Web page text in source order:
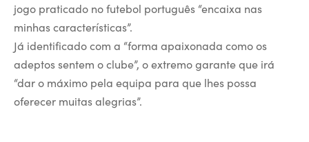
jogo praticado no futebol português “encaixa nas
minhas características”.
Já identificado com a “forma apaixonada como os
adeptos sentem o clube”, o extremo garante que irá
“dar o máximo pela equipa para que lhes possa
oferecer muitas alegrias”.